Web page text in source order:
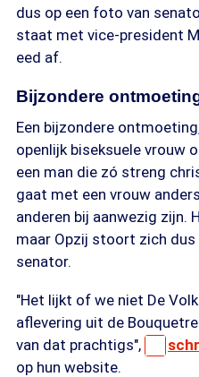
dus op een foto van
staat met vice-president
eed af.
Bijzondere
Een bijzondere
openlijk biseksuele vrouw
een man die zó streng
gaat met een vrouw
anderen bij aanwezig zijn.
maar Opzij stoort zich
senator.
"Het lijkt of we niet De
aflevering uit de
van dat prachtigs",
op hun website.